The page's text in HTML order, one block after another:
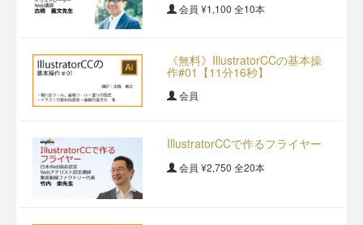
会員 ¥1,100 全10本
《無料》IllustratorCCの基本操
作#01【11分16秒】
会員
IllustratorCCで作るフライヤー
会員 ¥2,750 全20本